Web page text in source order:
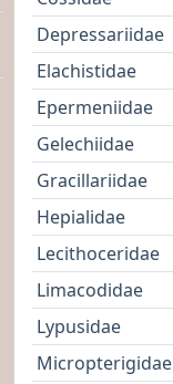
Depressariidae
Elachistidae
Epermeniidae
Gelechiidae
Gracillariidae
Hepialidae
Lecithoceridae
Limacodidae
Lypusidae
Micropterigidae